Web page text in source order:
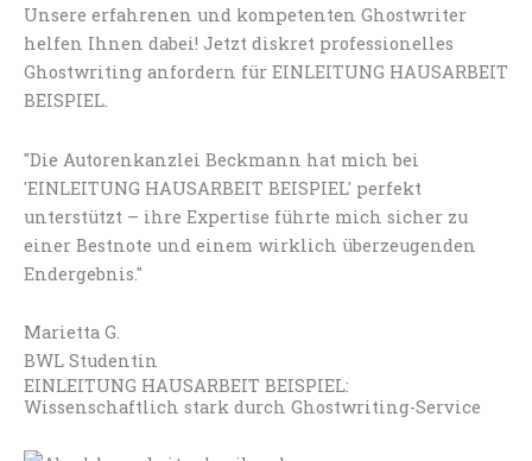
Unsere erfahrenen und kompetenten Ghostwriter
helfen Ihnen dabei! Jetzt diskret professionelles
Ghostwriting anfordern für EINLEITUNG HAUSARBEIT
BEISPIEL.
"Die Autorenkanzlei Beckmann hat mich bei
'EINLEITUNG HAUSARBEIT BEISPIEL' perfekt
unterstützt – ihre Expertise führte mich sicher zu
einer Bestnote und einem wirklich überzeugenden
Endergebnis."
Marietta G.
BWL Studentin
EINLEITUNG HAUSARBEIT BEISPIEL:
Wissenschaftlich stark durch Ghostwriting-Service